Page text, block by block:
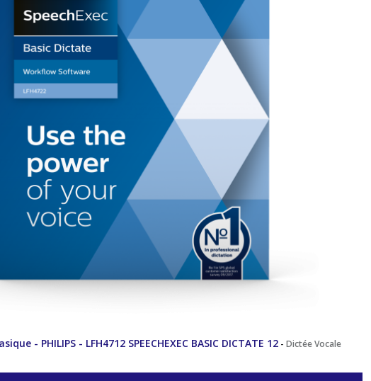
- PHILIPS - LFH4712 SPEECHEXEC BASIC DICTATE 12 -Dictée Vocale